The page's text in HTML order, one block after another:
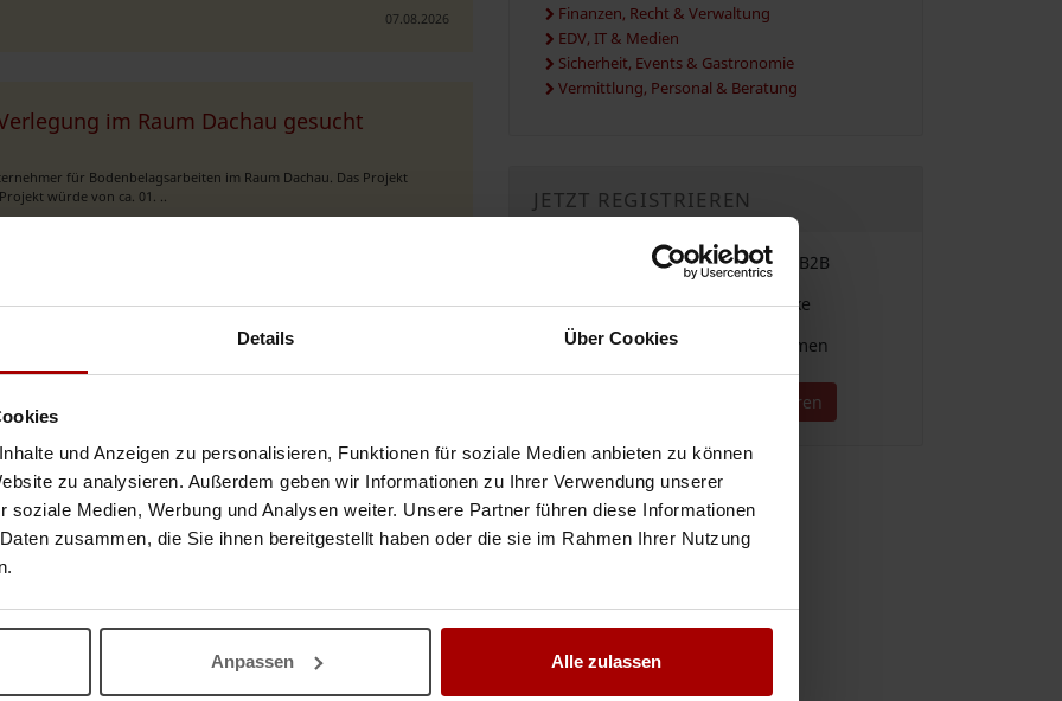
Details Über Cookies
und Anzeigen zu personalisieren, Funktionen für soziale Medien anbieten zu können
zu analysieren. Außerdem geben wir Informationen zu Ihrer Verwendung unserer
soziale Medien, Werbung und Analysen weiter. Unsere Partner führen diese Informationen
zusammen, die Sie ihnen bereitgestellt haben oder die sie im Rahmen Ihrer Nutzung
Anpassen Alle zulassen
07.08.2026
im Raum Dachau gesucht
für Bodenbelagsarbeiten im Raum Dachau. Das Projekt
würde von ca. 01. ..
Einsatzort 📍 06108 Halle (Saale) Gesucht 2x Bodenleger 1x Helfer
..
05.08.2026
und suchen für aktuelle sowie zukünftige Bauprojekte einen
Der Lei ..
Finanzen, Recht & Verwaltung
EDV, IT & Medien
Sicherheit, Events & Gastronomie
Vermittlung, Personal & Beratung
JETZT REGISTRIEREN
Einfache Vergabe & Suche im B2B
Für alle Branchen und Gewerke
Direkter Kontakt zu Unternehmen
Jetzt kostenlos registrieren